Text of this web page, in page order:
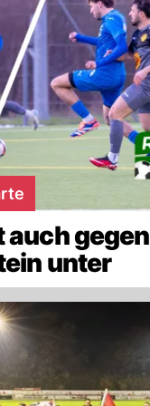
auch gegen
unter